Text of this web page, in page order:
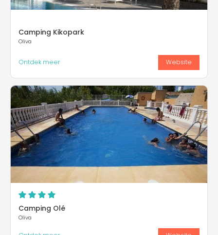
Camping Kikopark
Oliva
Ontdek meer Website
Camping Olé
Oliva